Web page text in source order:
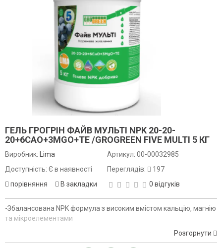
ГЕЛЬ ГРОГРІН ФАЙВ МУЛЬТІ NPK 20-20-
20+6CAO+3MGO+TE /GROGREEN FIVE MULTI 5 КГ
Виробник:
Lima
Доступність: Є в наявності
порівняння
В закладки
Артикул: 00-00032985
Переглядів:
197
0 відгуків
-Збалансована NPK формула з високим вмістом кальцію, магнію
та мікроелементами
-Повна розчинність усіх поживних речовин, що забезпечує
чистоту зрошувальних систем
Розгорнути